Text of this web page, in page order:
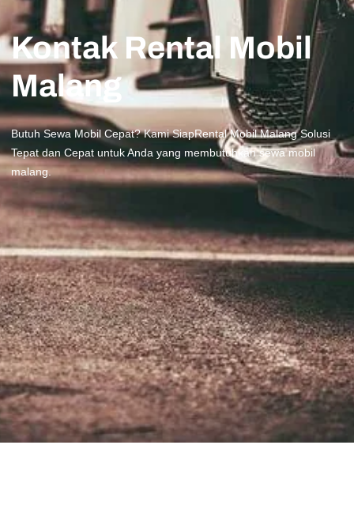
Kontak Rental Mobil
Malang
Butuh Sewa Mobil Cepat? Kami Siap​Rental Mobil Malang Solusi
Tepat dan Cepat untuk Anda yang membutuhkan sewa mobil
malang.